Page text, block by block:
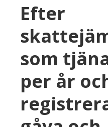
Efter
som
per år